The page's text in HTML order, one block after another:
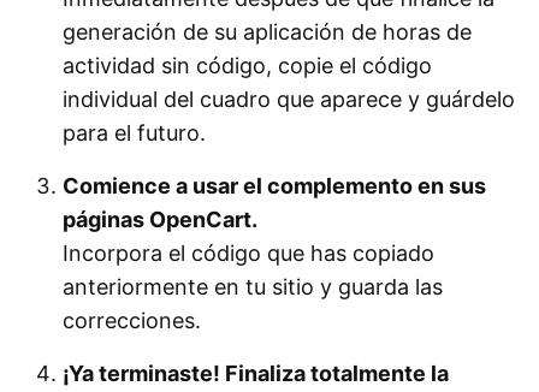
generación de su aplicación de horas de
actividad sin código, copie el código
individual del cuadro que aparece y guárdelo
para el futuro.
Comience a usar el complemento en sus
páginas OpenCart.
Incorpora el código que has copiado
anteriormente en tu sitio y guarda las
correcciones.
¡Ya terminaste! Finaliza totalmente la